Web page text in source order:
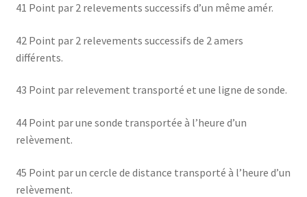
41 Point par 2 relevements successifs d’un même amér.
42 Point par 2 relevements successifs de 2 amers
différents.
43 Point par relevement transporté et une ligne de sonde.
44 Point par une sonde transportée à l’heure d’un
relèvement.
45 Point par un cercle de distance transporté à l’heure d’un
relèvement.